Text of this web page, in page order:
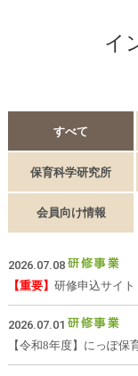
イ
すべて
保育科学研究所
会員向け情報
2026.07.08
【重要】 研修申込サイ
2026.07.01
【令和8年度】にっぽ